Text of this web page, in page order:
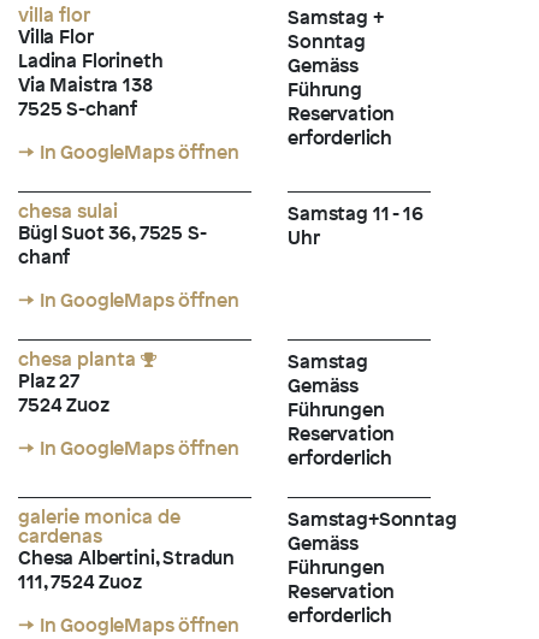
villa flor
Villa Flor
Ladina Florineth
Via Maistra 138
7525 S-chanf
→ In GoogleMaps öffnen
Samstag +
Sonntag
Gemäss
Führung
Reservation
erforderlich
chesa sulai
Bügl Suot 36, 7525 S-
chanf
→ In GoogleMaps öffnen
Samstag 11 - 16
Uhr
chesa planta
Plaz 27
7524 Zuoz
→ In GoogleMaps öffnen
Samstag
Gemäss
Führungen
Reservation
erforderlich
galerie monica de
cardenas
Chesa Albertini, Stradun
111, 7524 Zuoz
→ In GoogleMaps öffnen
Samstag+Sonntag
Gemäss
Führungen
Reservation
erforderlich